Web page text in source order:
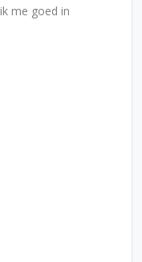
me goed in